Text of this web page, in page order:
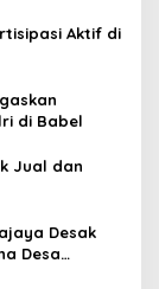
Aktif di
di Babel
Jual dan
Desak
Desa